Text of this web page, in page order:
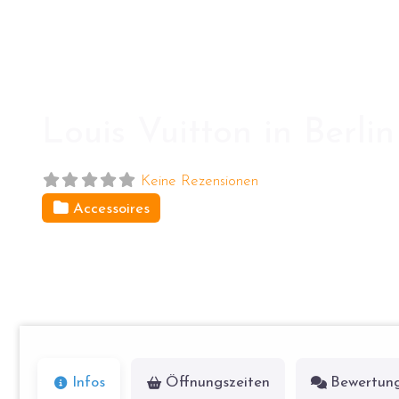
Keine Rezensionen
Accessoires
Infos Öffnungszeiten